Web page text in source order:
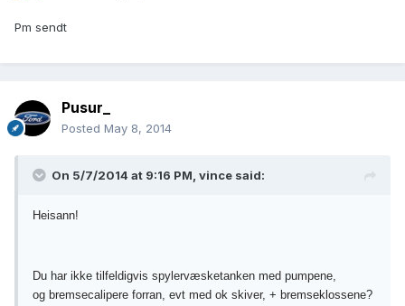
Pm sendt
Pusur_
Posted May 8, 2014
On 5/7/2014 at 9:16 PM, vince said:
Heisann!
Du har ikke tilfeldigvis spylervæsketanken med pumpene,
og bremsecalipere forran, evt med ok skiver, + bremseklossene?